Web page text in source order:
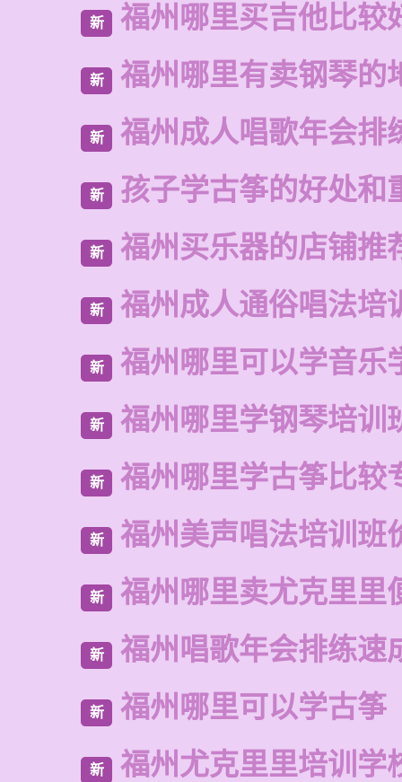
新 福州哪里买吉他比较
新 福州哪里有卖钢琴的
新 福州成人唱歌年会排
新 孩子学古筝的好处和
新 福州买乐器的店铺推
新 福州成人通俗唱法培
新 福州哪里可以学音乐
新 福州哪里学钢琴培训
新 福州哪里学古筝比较
新 福州美声唱法培训班
新 福州哪里卖尤克里里
新 福州唱歌年会排练速
新 福州哪里可以学古筝
新 福州尤克里里培训学